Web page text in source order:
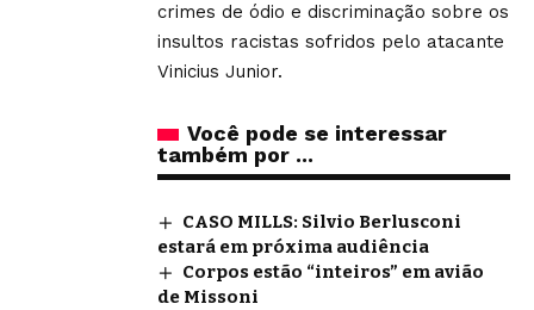
crimes de ódio e discriminação sobre os
insultos racistas sofridos pelo atacante
Vinicius Junior.
Você pode se interessar
também por ...
CASO MILLS: Silvio Berlusconi
estará em próxima audiência
Corpos estão “inteiros” em avião
de Missoni